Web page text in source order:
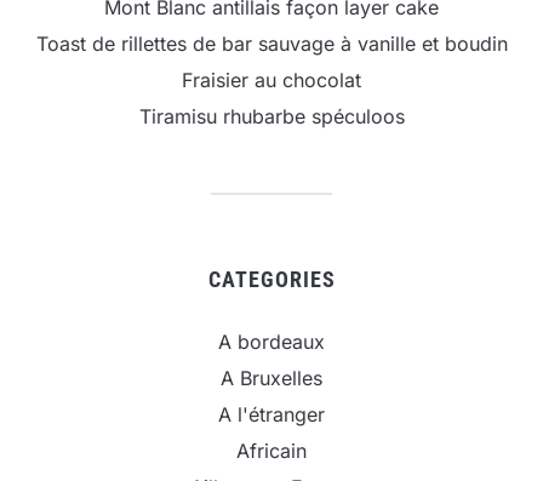
Mont Blanc antillais façon layer cake
Toast de rillettes de bar sauvage à vanille et boudin
Fraisier au chocolat
Tiramisu rhubarbe spéculoos
CATEGORIES
A bordeaux
A Bruxelles
A l'étranger
Africain